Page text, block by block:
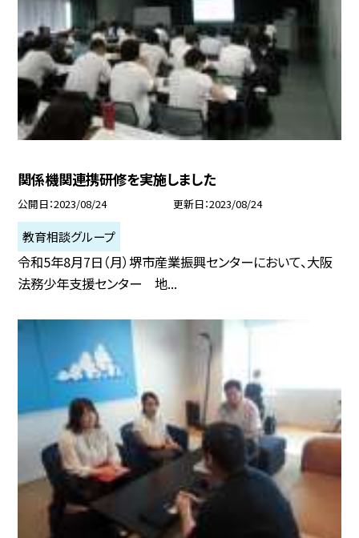
関係機関連携研修を実施しました
公開日 2023/08/24 更新日 2023/08/24
教育相談グループ
令和5年8月7日（月）堺市産業振興センターにおいて、大阪
法務少年支援センター 地...